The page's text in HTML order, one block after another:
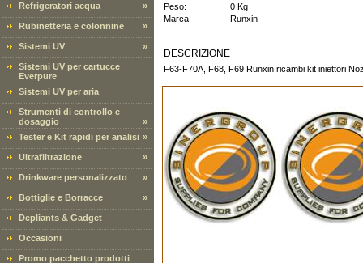
Refrigeratori acqua »
Rubinetteria e colonnine »
Sistemi UV »
Sistemi UV per cartucce
Everpure
Sistemi UV per aria
Strumenti di controllo e
dosaggio
»
Tester e Kit rapidi per analisi »
Ultrafiltrazione »
Drinkware personalizzato »
Bottiglie e Borracce »
Depliants & Gadget
Occasioni
Promo pacchetto prodotti
Peso:
0 Kg
Marca:
Runxin
DESCRIZIONE
F63-F70A, F68, F69 Runxin ricambi kit iniettori